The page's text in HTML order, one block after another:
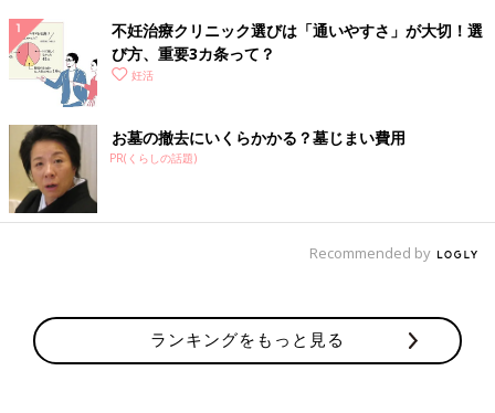
不妊治療クリニック選びは「通いやすさ」が大切！選
び方、重要3カ条って？
妊活
お墓の撤去にいくらかかる？墓じまい費用
PR(くらしの話題)
Recommended by
ランキングをもっと見る